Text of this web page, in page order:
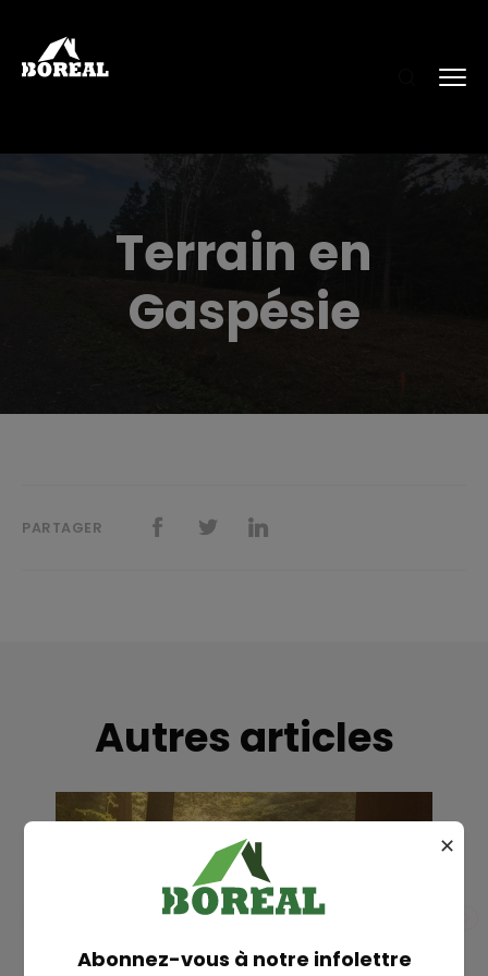
Terrain en
Gaspésie
PARTAGER
Autres articles
Abonnez-vous à notre infolettre
✕